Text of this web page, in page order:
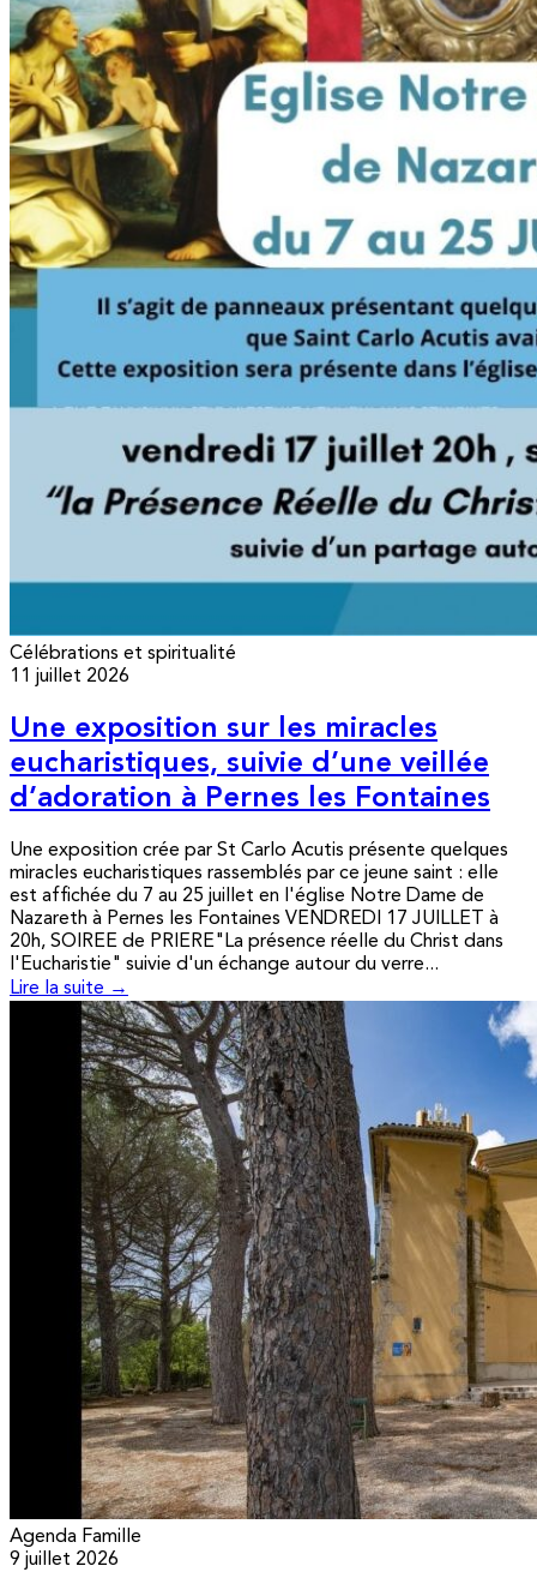
Célébrations et spiritualité
11 juillet 2026
Une exposition sur les miracles
eucharistiques, suivie d’une veillée
d’adoration à Pernes les Fontaines
Une exposition crée par St Carlo Acutis présente quelques
miracles eucharistiques rassemblés par ce jeune saint : elle
est affichée du 7 au 25 juillet en l'église Notre Dame de
Nazareth à Pernes les Fontaines VENDREDI 17 JUILLET à
20h, SOIREE de PRIERE"La présence réelle du Christ dans
l'Eucharistie" suivie d'un échange autour du verre...
Lire la suite →
Agenda Famille
9 juillet 2026